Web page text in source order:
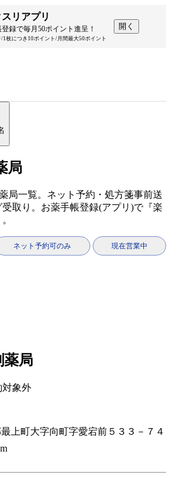
リアプリ
録で毎月50ポイント進呈！
1枚につき10ポイント/月間最大50ポイント
開く
局
局一覧。ネット予約・処方箋事前送
取り。お薬手帳登録(アプリ)で『楽
ネット予約可のみ 現在営業中
薬局
対象外
上町大字向町字愛宕前５３３－７４